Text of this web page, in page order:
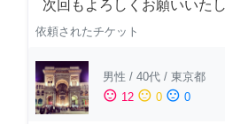
次回もよろしくお願いいた
依頼されたチケット
男性 / 40代 / 東京都
sentiment_satisfied 12 sentiment_neutral 0 sentiment_dissatisfied 0